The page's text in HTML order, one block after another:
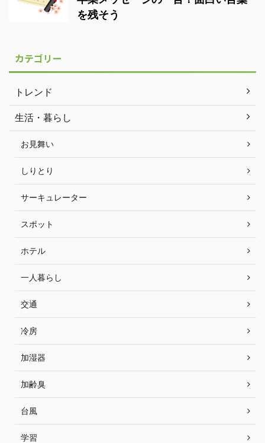
を残そう
カテゴリー
トレンド
生活・暮らし
お見舞い
しりとり
サーキュレーター
スポット
ホテル
一人暮らし
交通
冷房
加湿器
加齢臭
台風
学習